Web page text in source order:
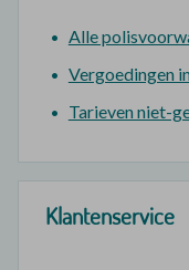
Alle
Vergoedingen
Tarieven niet-
Klantenservice